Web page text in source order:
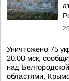
Уничтожено 75
20.00 мск,
над
областями,